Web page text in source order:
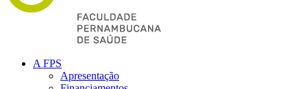
A FPS
Apresentação